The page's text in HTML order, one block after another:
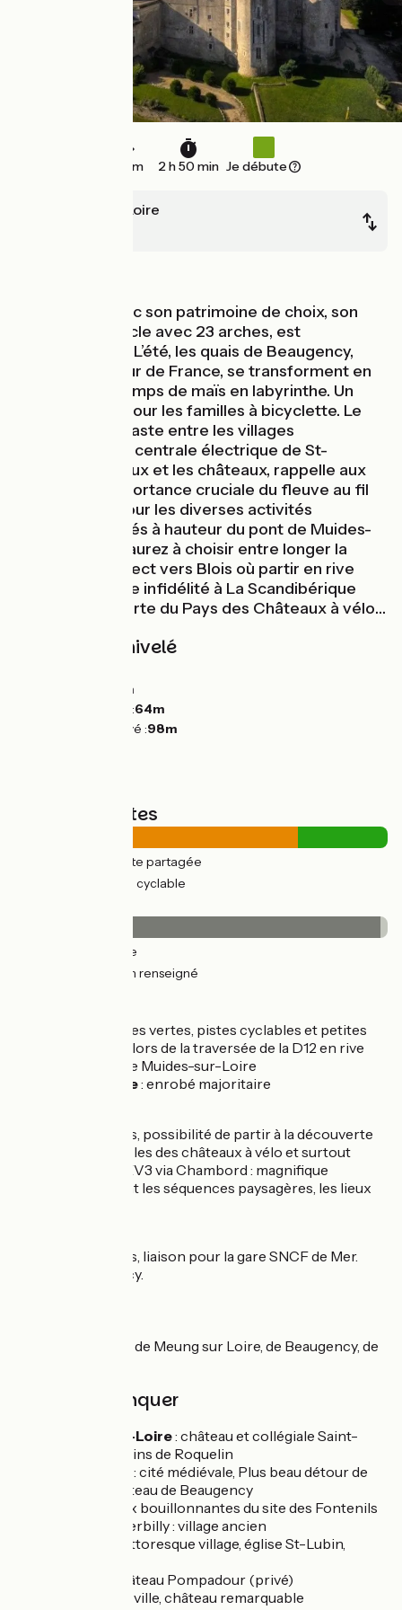
43 km 2 h 50 min Je débute
Meung-sur-Loire
Beaugency, avec son patrimoine de choix, son
pont du XIIe siècle avec 23 arches, est
incontournable. L’été, les quais de Beaugency,
Plus beau détour de France, se transforment en
plage et les champs de maïs en labyrinthe. Un
arrêt de choix pour les familles à bicyclette. Le
saisissant contraste entre les villages
pittoresques, la centrale électrique de St-
Laurent-des-Eaux et les châteaux, rappelle aux
voyageurs l’importance cruciale du fleuve au fil
des époques pour les diverses activités
humaines. Arrivés à hauteur du pont de Muides-
sur-Loire, vous aurez à choisir entre longer la
Loire au plus direct vers Blois où partir en rive
gauche pour une infidélité à La Scandibérique
vers la découverte du Pays des Châteaux à vélo…
Pentes et dénivelé
84m
Point le plus bas :64m
Point le plus élevé :98m
Types de routes
(76%) Route partagée
(24%) Voie cyclable
(98%) Lisse
(2%) Non renseigné
Alternance de voies vertes, pistes cyclables et petites
routes. Prudence lors de la traversée de la D12 en rive
droite à hauteur de Muides-sur-Loire
Revêtement lisse: enrobé majoritaire
Au pont de Muides, possibilité de partir à la découverte
du réseau de boucles des châteaux à vélo et surtout
d’une variante à l’EV3 via Chambord : magnifique
parcours alternant les séquences paysagères, les lieux
Au pont de Muides, liaison pour la gare SNCF de Mer.
Gare de Beaugency.
Gares SNCF de Meung sur Loire, de Beaugency, de
À ne pas manquer
Meung-sur-Loire: château et collégiale Saint-
Liphard, jardins de Roquelin
: cité médiévale, Plus beau détour de
France, Château de Beaugency
: eaux bouillonnantes du site des Fontenils
Hameau d’Herbilly : village ancien
: pittoresque village, église St-Lubin,
: château Pompadour (privé)
: vieille ville, château remarquable